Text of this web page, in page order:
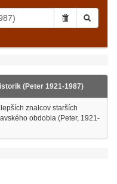
(Peter 1921-1987)
znalcov starších
obdobia (Peter, 1921-